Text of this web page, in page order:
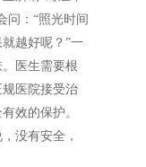
问：“照光时间
越好呢？”一
医生需要根
医院接受治
效的保护。
没有安全，